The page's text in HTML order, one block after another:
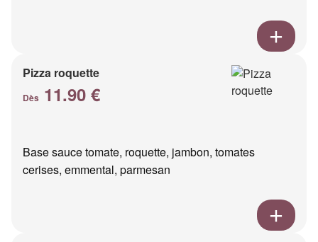
Pizza roquette
Dès 11.90 €
Base sauce tomate, roquette, jambon, tomates
cerises, emmental, parmesan